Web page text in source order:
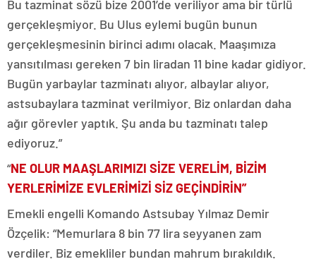
Bu tazminat sözü bize 2001’de veriliyor ama bir türlü
gerçekleşmiyor. Bu Ulus eylemi bugün bunun
gerçekleşmesinin birinci adımı olacak. Maaşımıza
yansıtılması gereken 7 bin liradan 11 bine kadar gidiyor.
Bugün yarbaylar tazminatı alıyor, albaylar alıyor,
astsubaylara tazminat verilmiyor. Biz onlardan daha
ağır görevler yaptık. Şu anda bu tazminatı talep
ediyoruz.”
“NE OLUR MAAŞLARIMIZI SİZE VERELİM, BİZİM
YERLERİMİZE EVLERİMİZİ SİZ GEÇİNDİRİN”
Emekli engelli Komando Astsubay Yılmaz Demir
Özçelik: “Memurlara 8 bin 77 lira seyyanen zam
verdiler. Biz emekliler bundan mahrum bırakıldık.